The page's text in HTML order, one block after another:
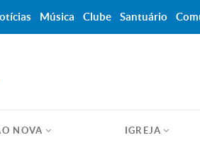
NOVA IGREJA
Música Clube Santuário